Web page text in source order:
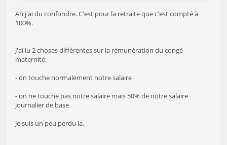
Ah j'ai du confondre. C'est pour la retraite que c'est compté à
100%.
J'ai lu 2 choses différentes sur la rémunération du congé
maternité:
- on touche normalement notre salaire
- on ne touche pas notre salaire mais 50% de notre salaire
journalier de base
Je suis un peu perdu la.